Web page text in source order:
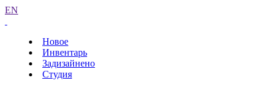
EN
Новое
Инвентарь
Задизайнено
Студия